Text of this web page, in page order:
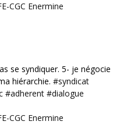
CGC Enermine
se syndiquer. 5- je négocie
hiérarchie. #syndicat
#adherent #dialogue
CGC Enermine